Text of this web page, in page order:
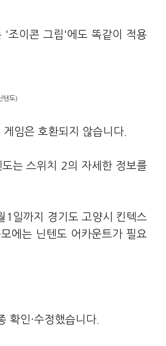
'조이콘 그립'에도 똑같이 적용
텐도)
임은 호환되지 않습니다.
는 스위치 2의 자세한 정보를
일까지 경기도 고양시 킨텍스
에는 닌텐도 어카운트가 필요
확인·수정했습니다.